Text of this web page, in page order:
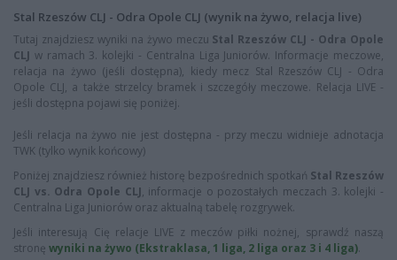
Stal Rzeszów CLJ - Odra Opole CLJ (wynik na żywo, relacja live)
Tutaj znajdziesz wyniki na żywo meczu Stal Rzeszów CLJ - Odra Opole
CLJ w ramach 3. kolejki - Centralna Liga Juniorów. Informacje meczowe,
relacja na żywo (jeśli dostępna), kiedy mecz Stal Rzeszów CLJ - Odra
Opole CLJ, a także strzelcy bramek i szczegóły meczowe. Relacja LIVE -
jeśli dostępna pojawi się poniżej.
Jeśli relacja na żywo nie jest dostępna - przy meczu widnieje adnotacja
TWK (tylko wynik końcowy)
Poniżej znajdziesz również historę bezpośrednich spotkań Stal Rzeszów
CLJ vs. Odra Opole CLJ, informacje o pozostałych meczach 3. kolejki -
Centralna Liga Juniorów oraz aktualną tabelę rozgrywek.
Jeśli interesują Cię relacje LIVE z meczów piłki nożnej, sprawdź naszą
stronę wyniki na żywo (Ekstraklasa, 1 liga, 2 liga oraz 3 i 4 liga).